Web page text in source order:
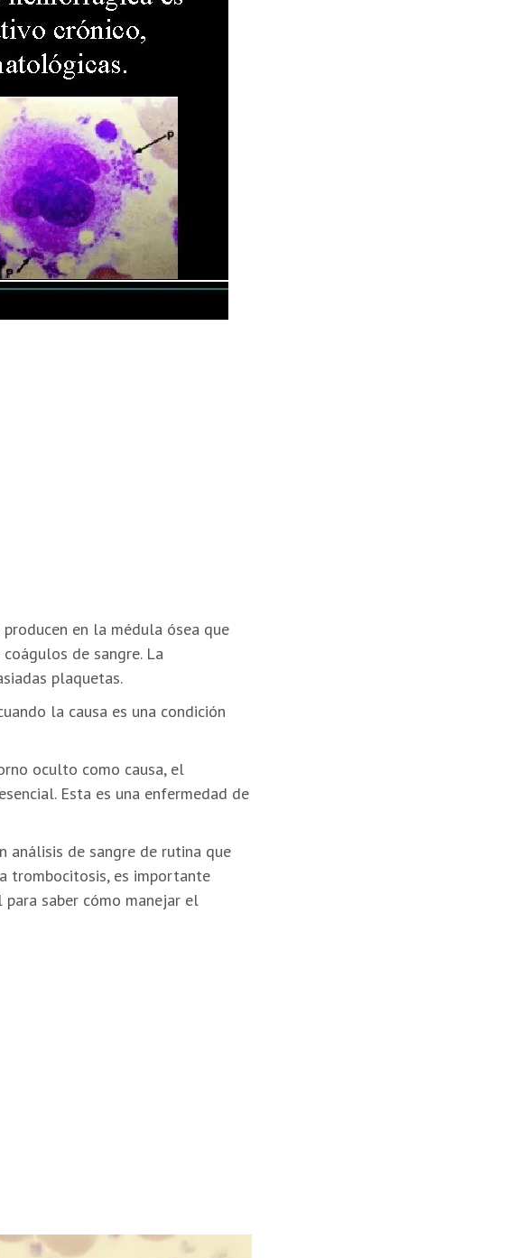
en la médula ósea que
de sangre. La
plaquetas.
la causa es una condición
oculto como causa, el
Esta es una enfermedad de
de sangre de rutina que
trombocitosis, es importante
saber cómo manejar el